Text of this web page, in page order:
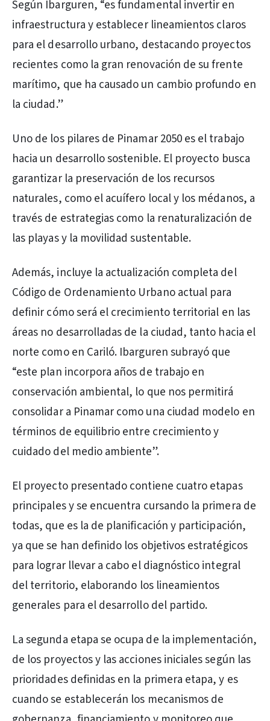
Según Ibarguren, “es fundamental invertir en
infraestructura y establecer lineamientos claros
para el desarrollo urbano, destacando proyectos
recientes como la gran renovación de su frente
marítimo, que ha causado un cambio profundo en
la ciudad.”
Uno de los pilares de Pinamar 2050 es el trabajo
hacia un desarrollo sostenible. El proyecto busca
garantizar la preservación de los recursos
naturales, como el acuífero local y los médanos, a
través de estrategias como la renaturalización de
las playas y la movilidad sustentable.
Además, incluye la actualización completa del
Código de Ordenamiento Urbano actual para
definir cómo será el crecimiento territorial en las
áreas no desarrolladas de la ciudad, tanto hacia el
norte como en Cariló. Ibarguren subrayó que
“este plan incorpora años de trabajo en
conservación ambiental, lo que nos permitirá
consolidar a Pinamar como una ciudad modelo en
términos de equilibrio entre crecimiento y
cuidado del medio ambiente”.
El proyecto presentado contiene cuatro etapas
principales y se encuentra cursando la primera de
todas, que es la de planificación y participación,
ya que se han definido los objetivos estratégicos
para lograr llevar a cabo el diagnóstico integral
del territorio, elaborando los lineamientos
generales para el desarrollo del partido.
La segunda etapa se ocupa de la implementación,
de los proyectos y las acciones iniciales según las
prioridades definidas en la primera etapa, y es
cuando se establecerán los mecanismos de